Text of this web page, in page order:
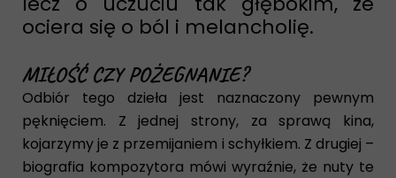
ociera się o ból i melancholię.
MIŁOŚĆ CZY POŻEGNANIE?
Odbiór tego dzieła jest naznaczony pewnym
pęknięciem. Z jednej strony, za sprawą kina,
kojarzymy je z przemijaniem i schyłkiem. Z drugiej –
biografia kompozytora mówi wyraźnie, że nuty te